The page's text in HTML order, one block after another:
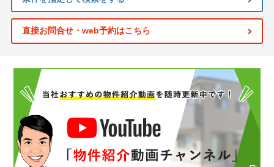
直接お問合せ・web予約はこちら